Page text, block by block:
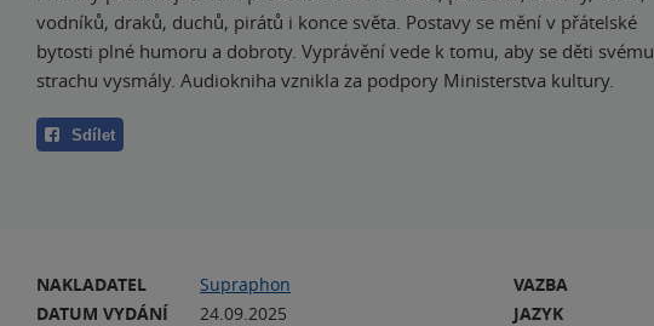
vodníků, draků, duchů, pirátů i konce světa. Postavy se mění v přátelské
bytosti plné humoru a dobroty. Vyprávění vede k tomu, aby se děti svému
strachu vysmály. Audiokniha vznikla za podpory Ministerstva kultury.
Sdílet
NAKLADATEL
Supraphon
DATUM VYDÁNÍ
24.09.2025
VAZBA
JAZYK